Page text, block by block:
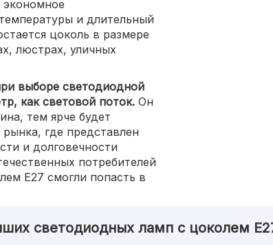
экономное
и длительный
цоколь в размере
люстрах, уличных
выборе светодиодной
как световой поток. Он
тем ярче будет
где представлен
и долговечности
потребителей
Е27 смогли попасть в
светодиодных ламп с цоколем